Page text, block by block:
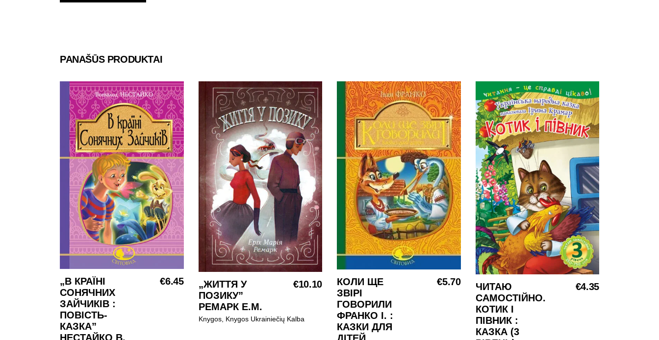
PANAŠŪS PRODUKTAI
Į KREPŠELĮ
„В КРАЇНІ
СОНЯЧНИХ
ЗАЙЧИКІВ :
ПОВІСТЬ-
КАЗКА”
НЕСТАЙКО В.
€6.45 Į KREPŠELĮ
„ЖИТТЯ У
ПОЗИКУ”
РЕМАРК Е.М.
€10.10
Knygos, Knygos Ukrainiečių Kalba
Į KREPŠELĮ
КОЛИ ЩЕ
ЗВІРІ
ГОВОРИЛИ
ФРАНКО І. :
КАЗКИ ДЛЯ
€5.70
ЧИТАЮ
САМОСТІЙНО.
КОТИК І
ПІВНИК :
КАЗКА (3
€4.35